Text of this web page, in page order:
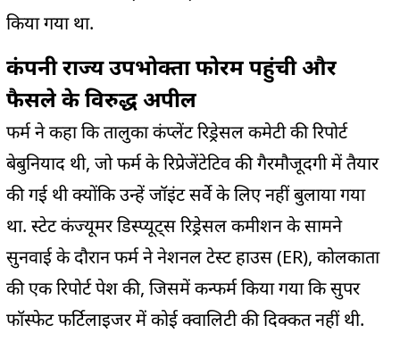
किया गया था.
कंपनी राज्य उपभोक्ता फोरम पहुंची और
फैसले के विरुद्ध अपील
फर्म ने कहा कि तालुका कंप्लेंट रिड्रेसल कमेटी की रिपोर्ट
बेबुनियाद थी, जो फर्म के रिप्रेजेंटेटिव की गैरमौजूदगी में तैयार
की गई थी क्योंकि उन्हें जॉइंट सर्वे के लिए नहीं बुलाया गया
था. स्टेट कंज्यूमर डिस्प्यूट्स रिड्रेसल कमीशन के सामने
सुनवाई के दौरान फर्म ने नेशनल टेस्ट हाउस (ER), कोलकाता
की एक रिपोर्ट पेश की, जिसमें कन्फर्म किया गया कि सुपर
फॉस्फेट फर्टिलाइजर में कोई क्वालिटी की दिक्कत नहीं थी.